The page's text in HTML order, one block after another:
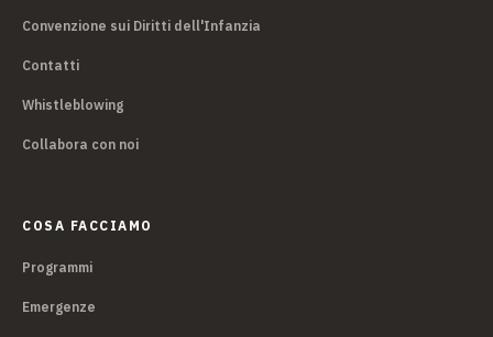
Convenzione sui Diritti dell'Infanzia
Contatti
Whistleblowing
Collabora con noi
COSA FACCIAMO
Programmi
Emergenze